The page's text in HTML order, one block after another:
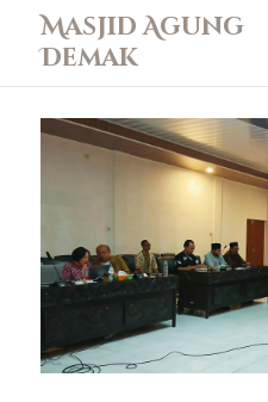
Masjid Agung
Demak
Masjid
Beranda
Remaja Masjid
Koleksi Museum
Perpustakaan
Infaq